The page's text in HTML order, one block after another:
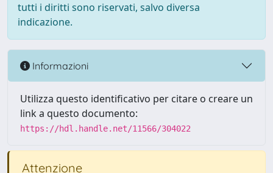
tutti i diritti sono riservati, salvo diversa
indicazione.
Informazioni
Utilizza questo identificativo per citare o creare un
link a questo documento:
https://hdl.handle.net/11566/304022
Attenzione